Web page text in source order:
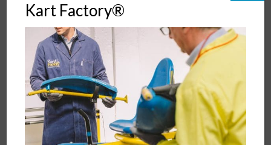
Kart Factory®